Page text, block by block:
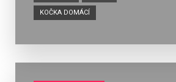
KOČKA DOMÁCÍ